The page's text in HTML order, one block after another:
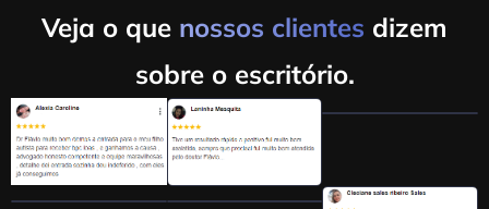
Veja o que nossos clientes dizem
sobre o escritório.